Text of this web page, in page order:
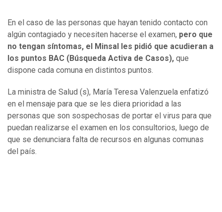
En el caso de las personas que hayan tenido contacto con
algún contagiado y necesiten hacerse el examen, pero que
no tengan síntomas, el Minsal les pidió que acudieran a
los puntos BAC (Búsqueda Activa de Casos), que
dispone cada comuna en distintos puntos.
La ministra de Salud (s), María Teresa Valenzuela enfatizó
en el mensaje para que se les diera prioridad a las
personas que son sospechosas de portar el virus para que
puedan realizarse el examen en los consultorios, luego de
que se denunciara falta de recursos en algunas comunas
del país.